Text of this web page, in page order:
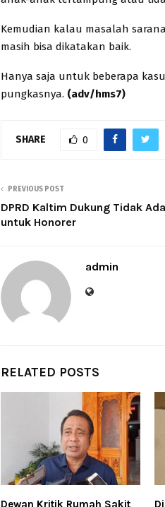
Kemudian kalau masalah
masih bisa dikatakan baik.
Hanya saja untuk beberapa
pungkasnya. (adv/hms7)
SHARE 0
PREVIOUS POST
DPRD Kaltim Dukung Tidak
untuk Honorer
admin
RELATED POSTS